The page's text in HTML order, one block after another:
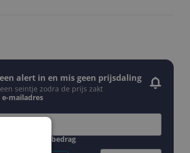
alert in en mis geen prijsdaling
seintje zodra de prijs zakt
e-mailadres
daling of bedrag
Gewenste prijs